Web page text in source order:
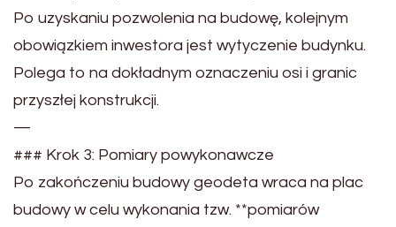
Po uzyskaniu pozwolenia na budowę, kolejnym
obowiązkiem inwestora jest wytyczenie budynku.
Polega to na dokładnym oznaczeniu osi i granic
przyszłej konstrukcji.
—
### Krok 3: Pomiary powykonawcze
Po zakończeniu budowy geodeta wraca na plac
budowy w celu wykonania tzw. **pomiarów